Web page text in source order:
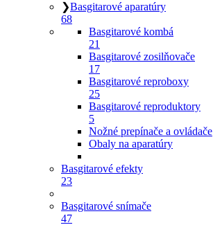
❯Basgitarové aparatúry
68
Basgitarové kombá
21
Basgitarové zosilňovače
17
Basgitarové reproboxy
25
Basgitarové reproduktory
5
Nožné prepínače a ovládače
Obaly na aparatúry
Basgitarové efekty
23
Basgitarové snímače
47